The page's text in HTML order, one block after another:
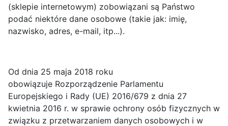
(sklepie internetowym) zobowiązani są Państwo
podać niektóre dane osobowe (takie jak: imię,
nazwisko, adres, e-mail, itp...).
Od dnia 25 maja 2018 roku
obowiązuje Rozporządzenie Parlamentu
Europejskiego i Rady (UE) 2016/679 z dnia 27
kwietnia 2016 r. w sprawie ochrony osób fizycznych w
związku z przetwarzaniem danych osobowych i w